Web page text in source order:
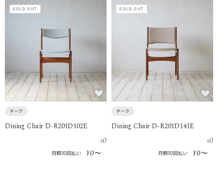
SOLD OUT
チーク
Dining Chair D-R201D102E
¥0
月額30回払い ¥0〜
SOLD OUT
チーク
Dining Chair D-R201D141E
¥0
月額30回払い ¥0〜